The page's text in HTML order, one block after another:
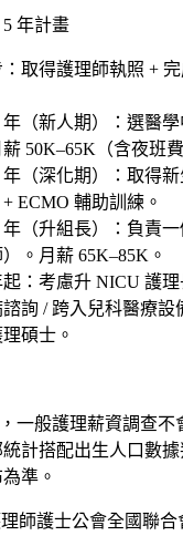
年計畫
：取得護理師執照 + 完
（新人期）
：選醫
50K–65K（含夜班
（深化期）
：取得新
+ ECMO 輔助訓練 。
（升組長）
：負責
。月薪 65K–85K。
起 ：考慮升 NICU 護
詢 / 跨入兒科醫療設
碩士 。
一般護理薪資調查不
計搭配出生人口數
準。
師護士公會全國聯